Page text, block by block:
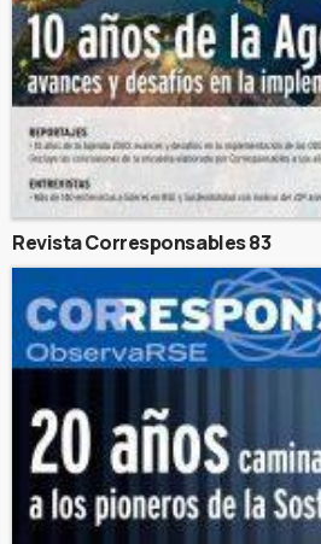
Revista Corresponsables 83